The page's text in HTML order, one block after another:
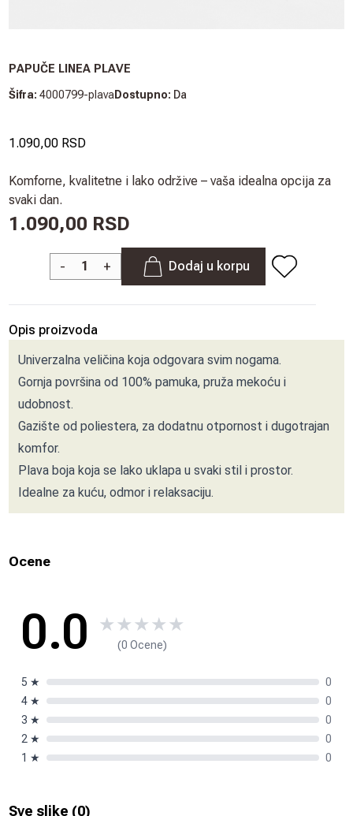
PAPUČE LINEA PLAVE
Šifra: 4000799-plavaDostupno: Da
1.090,00 RSD
Komforne, kvalitetne i lako održive – vaša idealna opcija za
svaki dan.
1.090,00 RSD
- + Dodaj u korpu
Opis proizvoda
Univerzalna veličina koja odgovara svim nogama.
Gornja površina od 100% pamuka, pruža mekoću i
udobnost.
Gazište od poliestera, za dodatnu otpornost i dugotrajan
komfor.
Plava boja koja se lako uklapa u svaki stil i prostor.
Idealne za kuću, odmor i relaksaciju.
Ocene
0.0 ★★★★★
(0 Ocene)
5 ★
0
4 ★
0
3 ★
0
2 ★
0
1 ★ 0
Sve slike (0)